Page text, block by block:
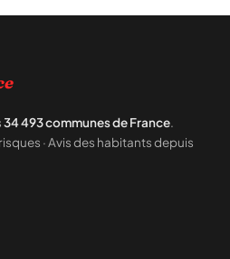
34 493 communes de France.
· Avis des habitants depuis